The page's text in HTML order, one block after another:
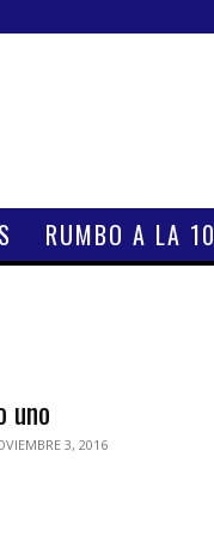
RUMBO A LA 10
uno
3, 2016